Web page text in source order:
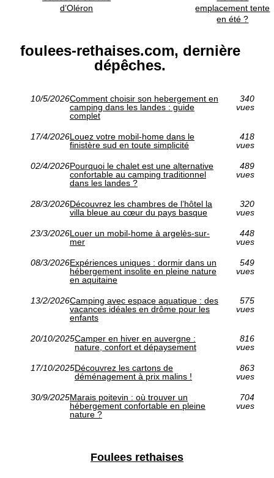
d’Oléron
emplacement tente
en été ?
foulees-rethaises.com, dernière
dépêches.
10/5/2026Comment choisir son hebergement en
camping dans les landes : guide
complet
340
vues
17/4/2026Louez votre mobil-home dans le
finistère sud en toute simplicité
418
vues
02/4/2026Pourquoi le chalet est une alternative
confortable au camping traditionnel
dans les landes ?
489
vues
28/3/2026Découvrez les chambres de l’hôtel la
villa bleue au cœur du pays basque
320
vues
23/3/2026Louer un mobil-home à argelès-sur-
mer
448
vues
08/3/2026Expériences uniques : dormir dans un
hébergement insolite en pleine nature
en aquitaine
549
vues
13/2/2026Camping avec espace aquatique : des
vacances idéales en drôme pour les
enfants
575
vues
20/10/2025Camper en hiver en auvergne :
nature, confort et dépaysement
816
vues
17/10/2025Découvrez les cartons de
déménagement à prix malins !
863
vues
30/9/2025Marais poitevin : où trouver un
hébergement confortable en pleine
nature ?
704
vues
Foulees rethaises